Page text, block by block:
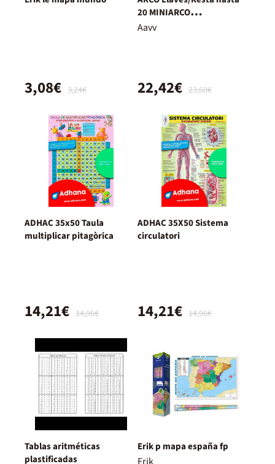
3,24€
3,08€
20 MINIARCO
8413237000026
Aavv
23,60€
22,42€
ADHAC 35x50 Taula
multiplicar pitagòrica
14,96€
14,21€
ADHAC 35X50 Sistema
circulatori
14,96€
14,21€
Tablas aritméticas
plastificadas
Erik p mapa españa fp